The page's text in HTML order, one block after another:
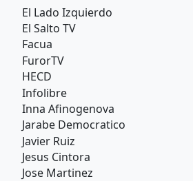
El Lado Izquierdo
El Salto TV
Facua
FurorTV
HECD
Infolibre
Inna Afinogenova
Jarabe Democratico
Javier Ruiz
Jesus Cintora
Jose Martinez